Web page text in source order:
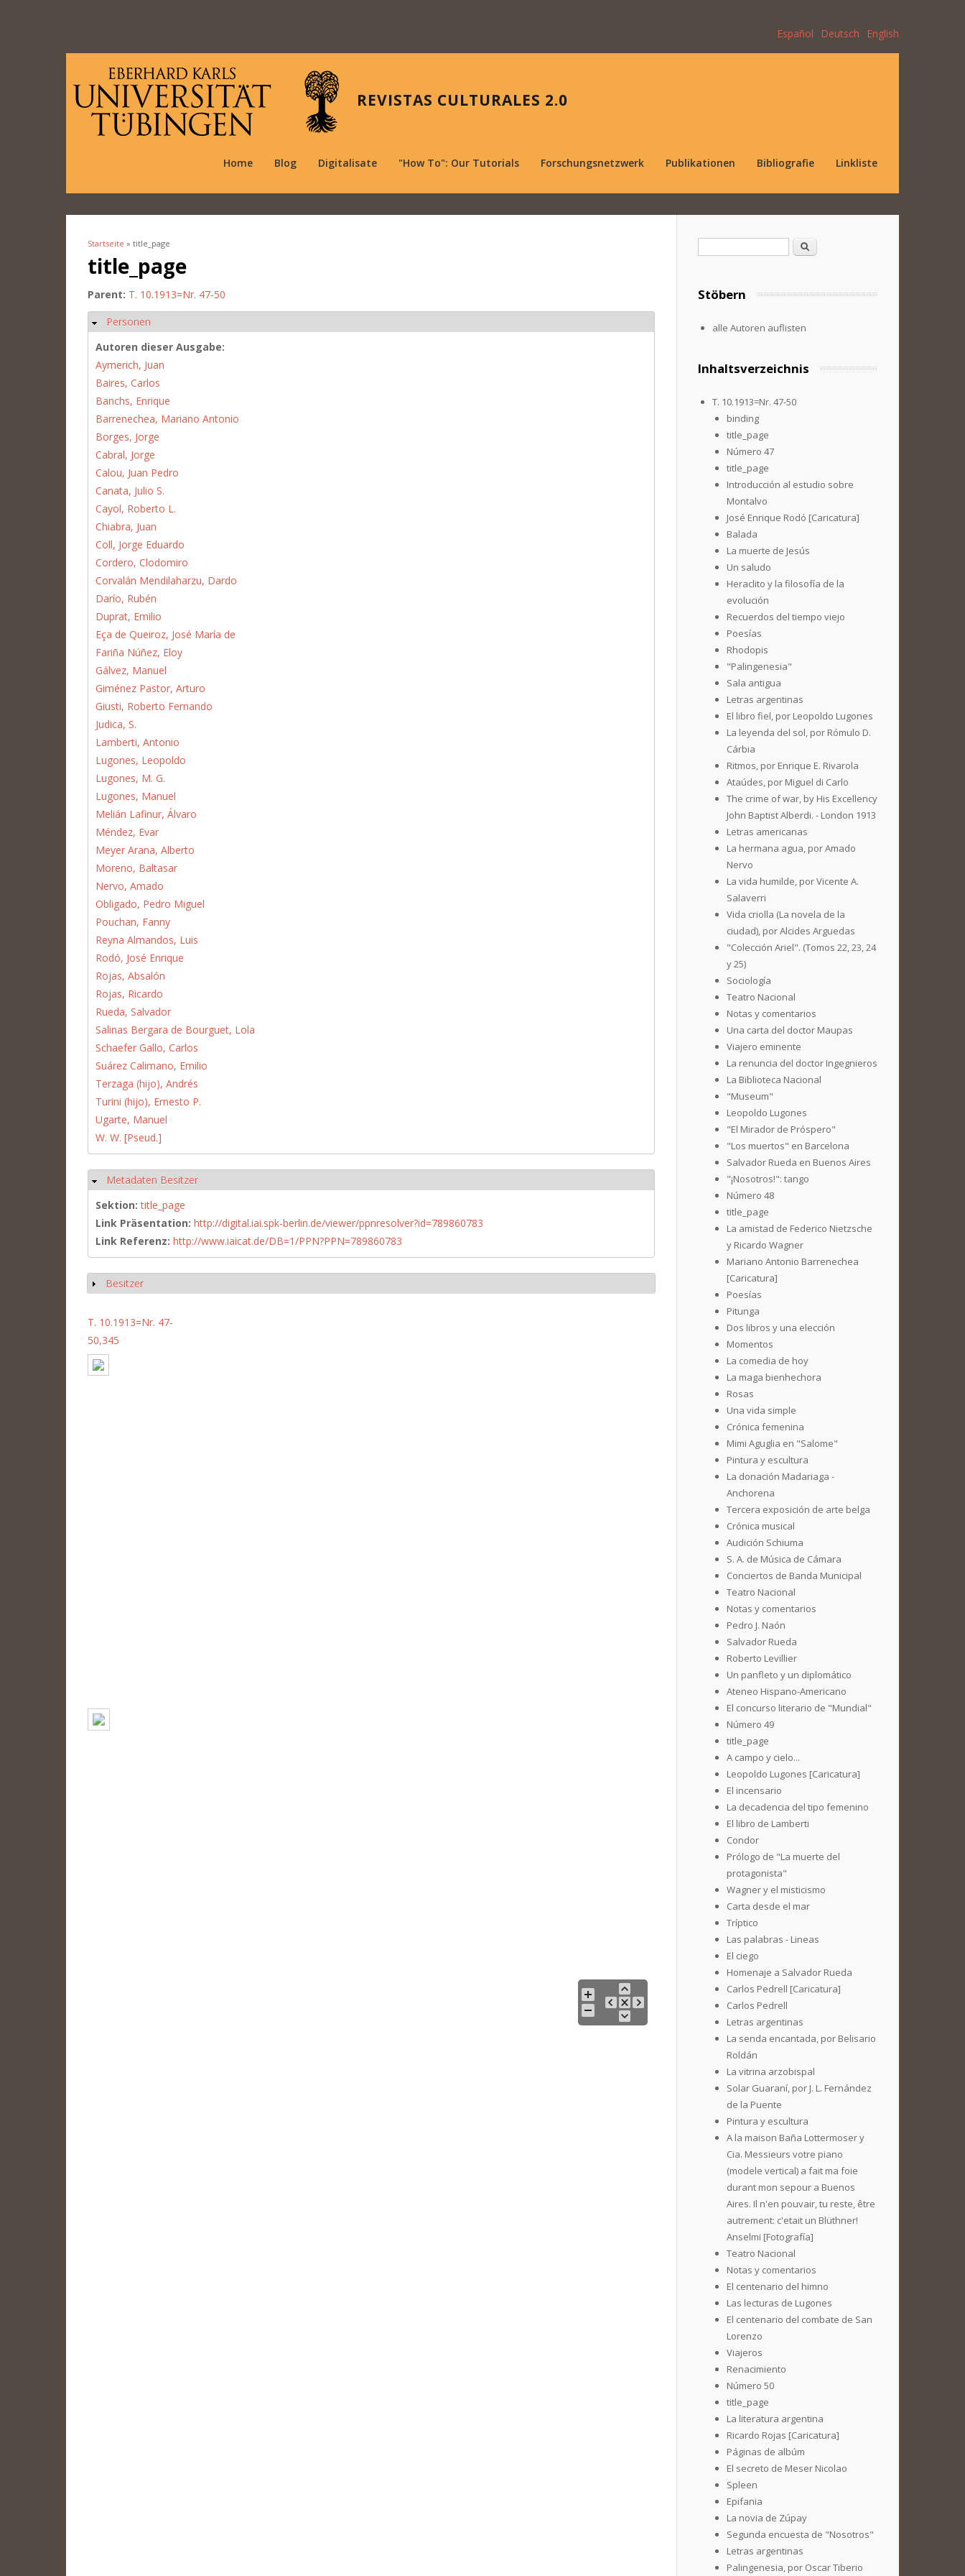
Español Deutsch English
REVISTAS CULTURALES 2.0
Home Blog Digitalisate "How To": Our Tutorials Forschungsnetzwerk Publikationen Bibliografie Linkliste
Sie sind hier
Startseite » title_page
title_page
Parent: T. 10.1913=Nr. 47-50
Ausblenden
Personen
Autoren dieser Ausgabe:
Aymerich, Juan
Baires, Carlos
Banchs, Enrique
Barrenechea, Mariano Antonio
Borges, Jorge
Cabral, Jorge
Calou, Juan Pedro
Canata, Julio S.
Cayol, Roberto L.
Chiabra, Juan
Coll, Jorge Eduardo
Cordero, Clodomiro
Corvalán Mendilaharzu, Dardo
Darío, Rubén
Duprat, Emilio
Eça de Queiroz, José María de
Fariña Núñez, Eloy
Gálvez, Manuel
Giménez Pastor, Arturo
Giusti, Roberto Fernando
Judica, S.
Lamberti, Antonio
Lugones, Leopoldo
Lugones, M. G.
Lugones, Manuel
Melián Lafinur, Álvaro
Méndez, Evar
Meyer Arana, Alberto
Moreno, Baltasar
Nervo, Amado
Obligado, Pedro Miguel
Pouchan, Fanny
Reyna Almandos, Luis
Rodó, José Enrique
Rojas, Absalón
Rojas, Ricardo
Rueda, Salvador
Salinas Bergara de Bourguet, Lola
Schaefer Gallo, Carlos
Suárez Calimano, Emilio
Terzaga (hijo), Andrés
Turini (hijo), Ernesto P.
Ugarte, Manuel
W. W. [Pseud.]
Ausblenden
Metadaten Besitzer
Sektion:title_page
Link Präsentation: http://digital.iai.spk-berlin.de/viewer/ppnresolver?id=789860783
Link Referenz: http://www.iaicat.de/DB=1/PPN?PPN=789860783
Anzeigen
Besitzer
T. 10.1913=Nr. 47-
50,345
Suche
Stöbern
alle Autoren auflisten
Inhaltsverzeichnis
T. 10.1913=Nr. 47-50
binding
title_page
Número 47
title_page
Introducción al estudio sobre
Montalvo
José Enrique Rodó [Caricatura]
Balada
La muerte de Jesús
Un saludo
Heraclito y la filosofía de la
evolución
Recuerdos del tiempo viejo
Poesías
Rhodopis
"Palingenesia"
Sala antigua
Letras argentinas
El libro fiel, por Leopoldo Lugones
La leyenda del sol, por Rómulo D.
Cárbia
Ritmos, por Enrique E. Rivarola
Ataúdes, por Miguel di Carlo
The crime of war, by His Excellency
John Baptist Alberdi. - London 1913
Letras americanas
La hermana agua, por Amado
Nervo
La vida humilde, por Vicente A.
Salaverri
Vida criolla (La novela de la
ciudad), por Alcides Arguedas
"Colección Ariel". (Tomos 22, 23, 24
y 25)
Sociología
Teatro Nacional
Notas y comentarios
Una carta del doctor Maupas
Viajero eminente
La renuncia del doctor Ingegnieros
La Biblioteca Nacional
"Museum"
Leopoldo Lugones
"El Mirador de Próspero"
"Los muertos" en Barcelona
Salvador Rueda en Buenos Aires
"¡Nosotros!": tango
Número 48
title_page
La amistad de Federico Nietzsche
y Ricardo Wagner
Mariano Antonio Barrenechea
[Caricatura]
Poesías
Pitunga
Dos libros y una elección
Momentos
La comedia de hoy
La maga bienhechora
Rosas
Una vida simple
Crónica femenina
Mimi Aguglia en "Salome"
Pintura y escultura
La donación Madariaga -
Anchorena
Tercera exposición de arte belga
Crónica musical
Audición Schiuma
S. A. de Música de Cámara
Conciertos de Banda Municipal
Teatro Nacional
Notas y comentarios
Pedro J. Naón
Salvador Rueda
Roberto Levillier
Un panfleto y un diplomático
Ateneo Hispano-Americano
El concurso literario de "Mundial"
Número 49
title_page
A campo y cielo...
Leopoldo Lugones [Caricatura]
El incensario
La decadencia del tipo femenino
El libro de Lamberti
Condor
Prólogo de "La muerte del
protagonista"
Wagner y el misticismo
Carta desde el mar
Tríptico
Las palabras - Lineas
El ciego
Homenaje a Salvador Rueda
Carlos Pedrell [Caricatura]
Carlos Pedrell
Letras argentinas
La senda encantada, por Belisario
Roldán
La vitrina arzobispal
Solar Guaraní, por J. L. Fernández
de la Puente
Pintura y escultura
A la maison Baña Lottermoser y
Cia. Messieurs votre piano
(modele vertical) a fait ma foie
durant mon sepour a Buenos
Aires. Il n'en pouvair, tu reste, être
autrement: c'etait un Blüthner!
Anselmi [Fotografía]
Teatro Nacional
Notas y comentarios
El centenario del himno
Las lecturas de Lugones
El centenario del combate de San
Lorenzo
Viajeros
Renacimiento
Número 50
title_page
La literatura argentina
Ricardo Rojas [Caricatura]
Páginas de albúm
El secreto de Meser Nicolao
Spleen
Epifania
La novia de Zúpay
Segunda encuesta de "Nosotros"
Letras argentinas
Palingenesia, por Oscar Tiberio